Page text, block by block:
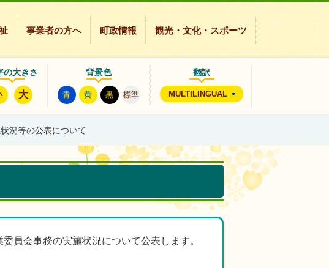
事業者の方へ 町政情報 観光・文化・スポーツ
の大きさ
大
背景色
青 黄 黒 標準
翻訳
MULTILINGUAL
況等の公表について
員会事務の実施状況について公表します。